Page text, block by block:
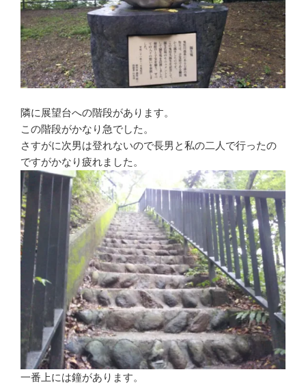
隣に展望台への階段があります。
この階段がかなり急でした。
さすがに次男は登れないので長男と私の二人で行ったの
ですがかなり疲れました。
一番上には鐘があります。